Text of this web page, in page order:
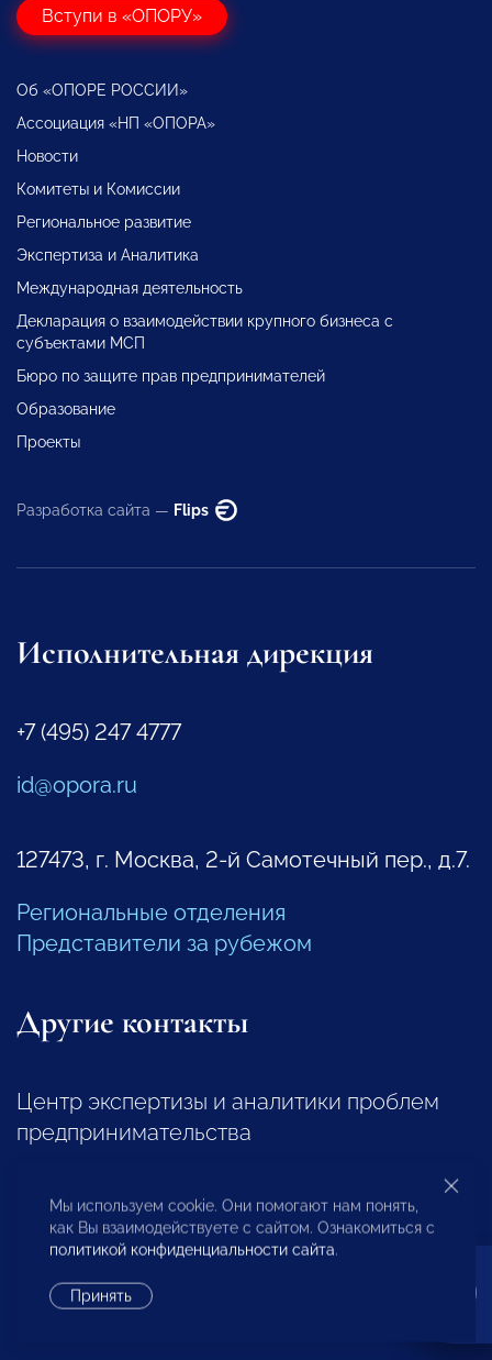
Вступи в «ОПОРУ»
Об «ОПОРЕ РОССИИ»
Ассоциация «НП «ОПОРА»
Новости
Комитеты и Комиссии
Региональное развитие
Экспертиза и Аналитика
Международная деятельность
Декларация о взаимодействии крупного бизнеса с
субъектами МСП
Бюро по защите прав предпринимателей
Образование
Проекты
Разработка сайта — Flips
Исполнительная дирекция
+7 (495) 247 4777
id@opora.ru
127473, г. Москва, 2-й Самотечный пер., д.7.
Региональные отделения
Представители за рубежом
Другие контакты
Центр экспертизы и аналитики проблем
предпринимательства
Отдел регионального развития
+7 (495) 247-4777 (доб. 116, 117)
Мы используем cookie. Они помогают нам понять,
как Вы взаимодействуете с сайтом. Ознакомиться с
политикой конфиденциальности сайта.
Принять